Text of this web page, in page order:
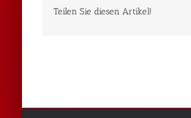
Teilen Sie diesen Artikel!